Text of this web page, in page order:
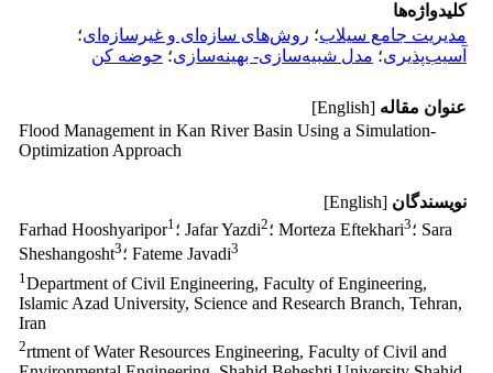
کلیدواژه‌ها
مدیریت جامع سیلاب؛ روش‌های سازه‌ای و غیرسازه‌ای؛
آسیب‌پذیری؛ مدل شبیه‌سازی- بهینه‌سازی؛ حوضه کن
عنوان مقاله [English]
Flood Management in Kan River Basin Using a Simulation-
Optimization Approach
نویسندگان [English]
Farhad Hooshyaripor1 ؛ Jafar Yazdi2 ؛ Morteza Eftekhari3؛ Sara
Sheshangosht3 ؛ Fateme Javadi3
1Department of Civil Engineering, Faculty of Engineering,
Islamic Azad University, Science and Research Branch, Tehran,
Iran
2rtment of Water Resources Engineering, Faculty of Civil and